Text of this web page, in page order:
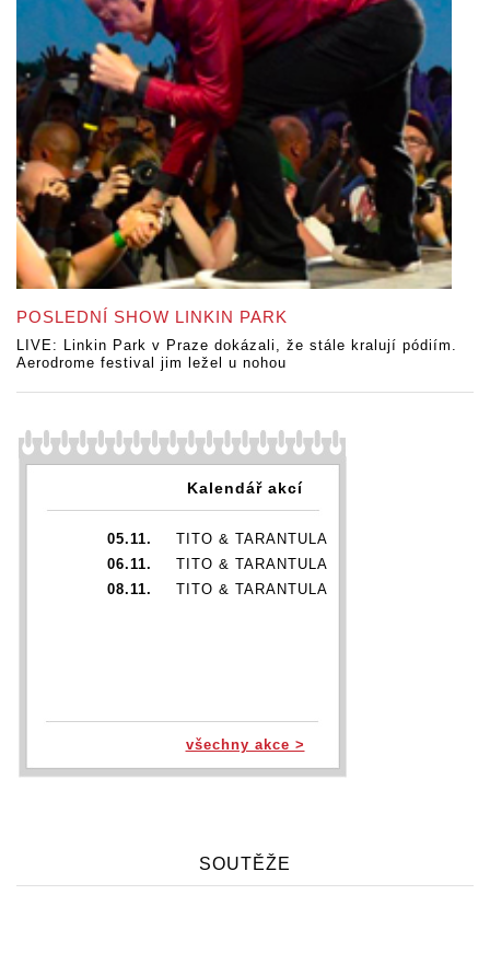
POSLEDNÍ SHOW LINKIN PARK
LIVE: Linkin Park v Praze dokázali, že stále kralují pódiím.
Aerodrome festival jim ležel u nohou
Kalendář akcí
05.11.
TITO & TARANTULA
06.11.
TITO & TARANTULA
08.11.
TITO & TARANTULA
všechny akce >
SOUTĚŽE